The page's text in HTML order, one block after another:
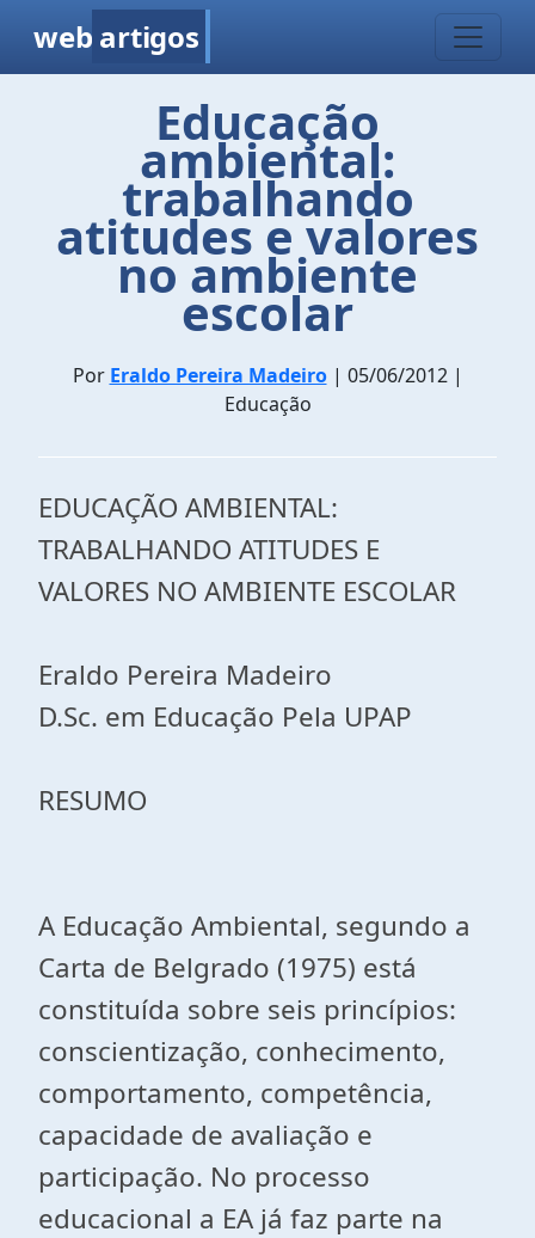
web artigos
Educação
ambiental:
trabalhando
atitudes e valores
no ambiente
escolar
Por Eraldo Pereira Madeiro| 05/06/2012 |
Educação
EDUCAÇÃO AMBIENTAL:
TRABALHANDO ATITUDES E
VALORES NO AMBIENTE ESCOLAR
Eraldo Pereira Madeiro
D.Sc. em Educação Pela UPAP
RESUMO
A Educação Ambiental, segundo a
Carta de Belgrado (1975) está
constituída sobre seis princípios:
conscientização, conhecimento,
comportamento, competência,
capacidade de avaliação e
participação. No processo
educacional a EA já faz parte na